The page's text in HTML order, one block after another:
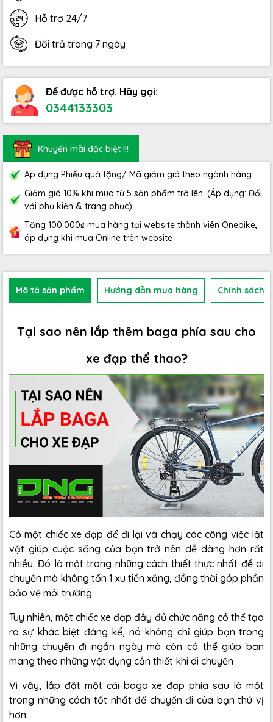
Hỗ trợ 24/7
Đổi trả trong 7 ngày
Để được hỗ trợ. Hãy gọi:
0344133303
Khuyến mãi đặc biệt !!!
Áp dụng Phiếu quà tặng/ Mã giảm giá theo ngành hàng.
Giảm giá 10% khi mua từ 5 sản phẩm trở lên. (Áp dụng: Đối
với phụ kiện & trang phục)
Tặng 100.000₫ mua hàng tại website thành viên Onebike,
áp dụng khi mua Online trên website
Mô tả sản phẩm Hướng dẫn mua hàng Chính sách
Tại sao nên lắp thêm baga phía sau cho
xe đạp thể thao?
Có một chiếc xe đạp để đi lại và chạy các công việc lặt
vặt giúp cuộc sống của bạn trở nên dễ dàng hơn rất
nhiều. Đó là một trong những cách thiết thực nhất để di
chuyển mà không tốn 1 xu tiền xăng, đồng thời góp phần
bảo vệ môi trường.
Tuy nhiên, một chiếc xe đạp đầy đủ chức năng có thể tạo
ra sự khác biệt đáng kể, nó không chỉ giúp bạn trong
những chuyến đi ngắn ngày mà còn có thể giúp bạn
mang theo những vật dụng cần thiết khi di chuyển
Vì vậy, lắp đặt một cái baga xe đạp phía sau là một
trong những cách tốt nhất để chuyến đi của bạn thú vị
hơn.